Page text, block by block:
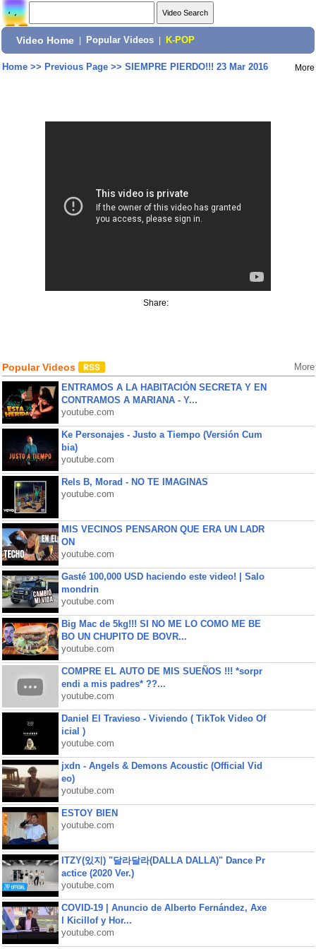
Video Home Popular Videos K-POP
Home>> Previous Page>> SIEMPRE PIERDO!!! 23 Mar 2016 More
Share:
Popular Videos More
ENTRAMOS A LA HABITACIÓN SECRETA Y EN
CONTRAMOS A MARIANA - Y...
youtube.com
Ke Personajes - Justo a Tiempo (Versión Cum
bia)
youtube.com
Rels B, Morad - NO TE IMAGINAS
youtube.com
MIS VECINOS PENSARON QUE ERA UN LADR
ON
youtube.com
Gasté 100,000 USD haciendo este video! | Salo
mondrin
youtube.com
Big Mac de 5kg!!! SI NO ME LO COMO ME BE
BO UN CHUPITO DE BOVR...
youtube.com
COMPRE EL AUTO DE MIS SUEÑOS !!! *sorpr
endi a mis padres* ??...
youtube.com
Daniel El Travieso - Viviendo ( TikTok Video Of
icial )
youtube.com
jxdn - Angels & Demons Acoustic (Official Vid
eo)
youtube.com
ESTOY BIEN
youtube.com
ITZY(있지) "달라달라(DALLA DALLA)" Dance Pr
actice (2020 Ver.)
youtube.com
COVID-19 | Anuncio de Alberto Fernández, Axe
l Kicillof y Hor...
youtube.com